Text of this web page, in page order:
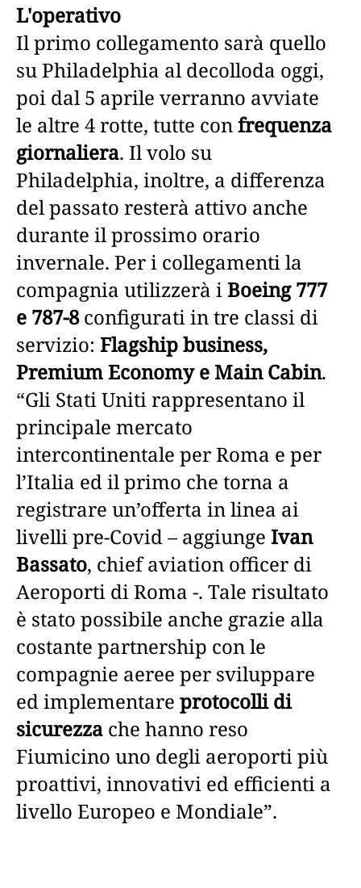
L'operativo
Il primo collegamento sarà quello
su Philadelphia al decolloda oggi,
poi dal 5 aprile verranno avviate
le altre 4 rotte, tutte confrequenza
giornaliera. Il volo su
Philadelphia, inoltre, a differenza
del passato resterà attivo anche
durante il prossimo orario
invernale. Per i collegamenti la
compagnia utilizzerà iBoeing 777
e 787-8configurati in tre classi di
servizio: Flagship business,
Premium Economy e Main Cabin.
“Gli Stati Uniti rappresentano il
principale mercato
intercontinentale per Roma e per
l’Italia ed il primo che torna a
registrare un’offerta in linea ai
livelli pre-Covid – aggiunge Ivan
Bassato, chief aviation officer di
Aeroporti di Roma -. Tale risultato
è stato possibile anche grazie alla
costante partnership con le
compagnie aeree per sviluppare
ed implementare protocolli di
sicurezza che hanno reso
Fiumicino uno degli aeroporti più
proattivi, innovativi ed efficienti a
livello Europeo e Mondiale”.